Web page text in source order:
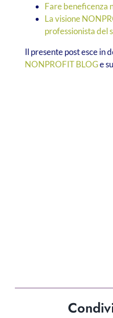
Fare beneficenza
La visione
professionista del
Il presente post esce in
NONPROFIT BLOGe su